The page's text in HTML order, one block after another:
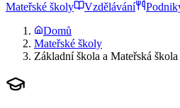
Mateřské školy
Vzdělávání
Domů
Mateřské školy
Základní škola a Mateřská